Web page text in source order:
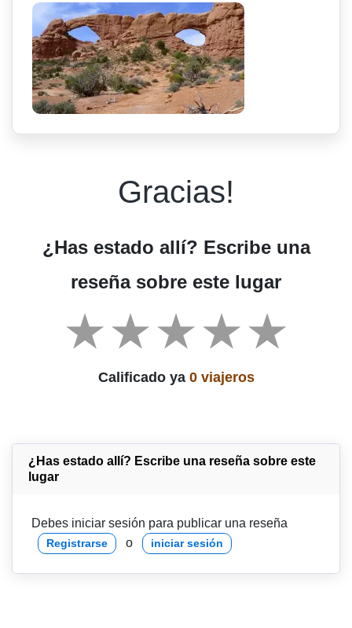
Gracias!
¿Has estado allí? Escribe una
reseña sobre este lugar
Calificado ya 0 viajeros
¿Has estado allí? Escribe una reseña sobre este
lugar
Debes iniciar sesión para publicar una reseña
Registrarse o iniciar sesión